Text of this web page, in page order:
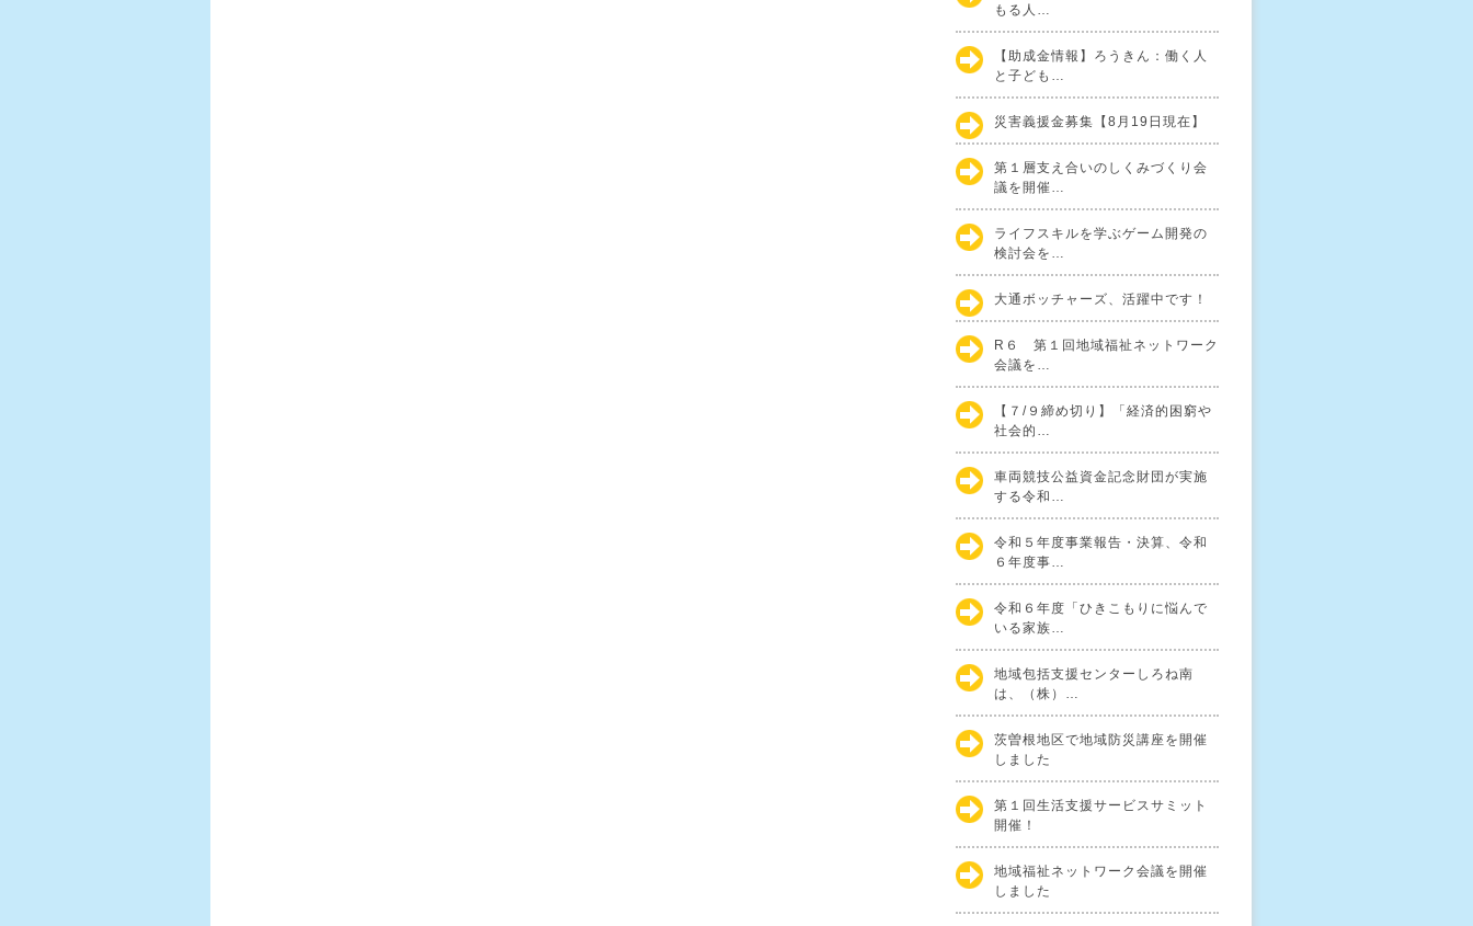
もる人…
【助成金情報】ろうきん：働く人
と子ども…
災害義援金募集【8月19日現在】
第１層支え合いのしくみづくり会
議を開催…
ライフスキルを学ぶゲーム開発の
検討会を…
大通ボッチャーズ、活躍中です！
R６ 第１回地域福祉ネットワーク
会議を…
【７/９締め切り】「経済的困窮や
社会的…
車両競技公益資金記念財団が実施
する令和…
令和５年度事業報告・決算、令和
６年度事…
令和６年度「ひきこもりに悩んで
いる家族…
地域包括支援センターしろね南
は、（株）…
茨曽根地区で地域防災講座を開催
しました
第１回生活支援サービスサミット
開催！
地域福祉ネットワーク会議を開催
しました